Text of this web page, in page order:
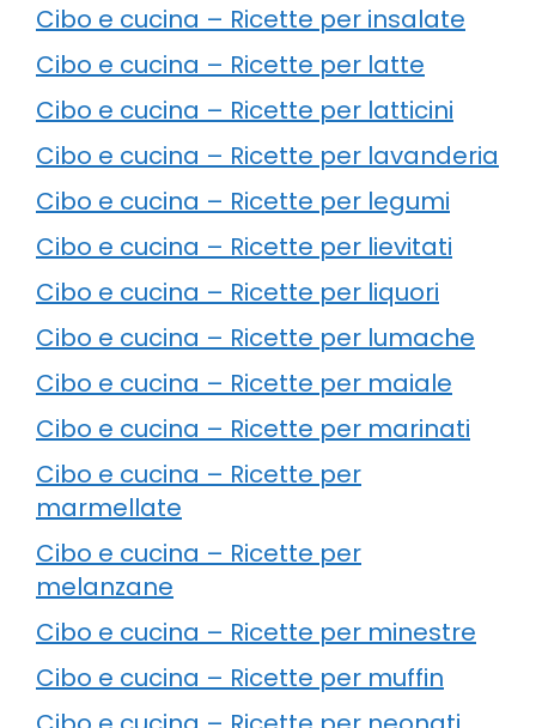
Cibo e cucina – Ricette per insalate
Cibo e cucina – Ricette per latte
Cibo e cucina – Ricette per latticini
Cibo e cucina – Ricette per lavanderia
Cibo e cucina – Ricette per legumi
Cibo e cucina – Ricette per lievitati
Cibo e cucina – Ricette per liquori
Cibo e cucina – Ricette per lumache
Cibo e cucina – Ricette per maiale
Cibo e cucina – Ricette per marinati
Cibo e cucina – Ricette per
marmellate
Cibo e cucina – Ricette per
melanzane
Cibo e cucina – Ricette per minestre
Cibo e cucina – Ricette per muffin